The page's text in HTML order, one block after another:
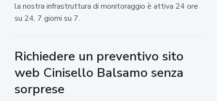
la nostra infrastruttura di monitoraggio è attiva 24 ore
su 24, 7 giorni su 7.
Richiedere un preventivo sito
web Cinisello Balsamo senza
sorprese